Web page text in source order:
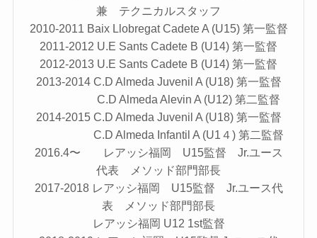
兼 テクニカルスタッフ
2010-2011 Baix Llobregat Cadete A (U15) 第一監督
2011-2012 U.E Sants Cadete B (U14) 第一監督
2012-2013 U.E Sants Cadete B (U14) 第一監督
2013-2014 C.D Almeda Juvenil A (U18) 第一監督
C.D Almeda Alevin A (U12) 第二監督
2014-2015 C.D Almeda Juvenil A (U18) 第一監督
C.D Almeda Infantil A (U1４) 第二監督
2016.4〜 レアッシ福岡 U15監督 Jr.ユース
代表 メソッド部門部長
2017-2018 レアッシ福岡 U15監督 Jr.ユース代
表 メソッド部門部長
レアッシ福岡 U12 1st監督